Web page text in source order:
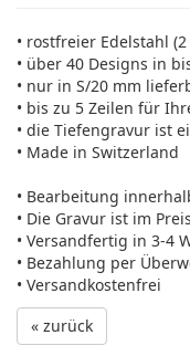
• rostfreier Edelstahl
• über 40 Designs in
• nur in S/20 mm
• bis zu 5 Zeilen für
• die Tiefengravur ist
• Made in Switzerland
• Bearbeitung
• Die Gravur ist im
• Versandfertig in 3-4
• Bezahlung per
• Versandkostenfrei
« zurück